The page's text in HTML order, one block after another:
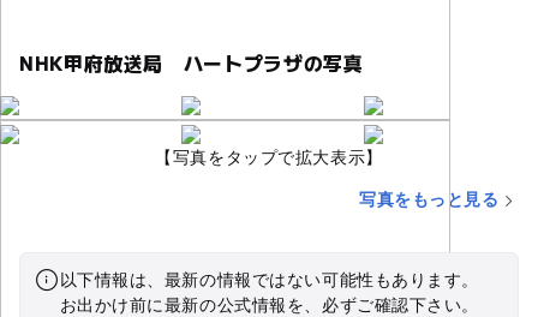
NHK甲府放送局 ハートプラザの写真
【写真をタップで拡大表示】
写真をもっと見る
以下情報は、最新の情報ではない可能性もあります。
お出かけ前に最新の公式情報を、必ずご確認下さい。